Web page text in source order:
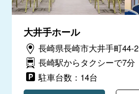
大井手ホール
長崎県長崎市大井手町44-2
長崎駅からタクシーで7分
駐車台数：14台